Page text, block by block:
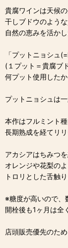
貴腐ワインは天候
干しブドウのよう
自然の恵みを活か
「プットニョシュ
(１プット＝貴腐ブ
何プット使用した
プットニョシュは
本作はフルミント
長期熟成を経てリリ
アカシアはちみつ
オレンジや花梨の
トロリとした舌触
※糖度が高いので、
開栓後も1ヶ月は全
店頭販売優先のた